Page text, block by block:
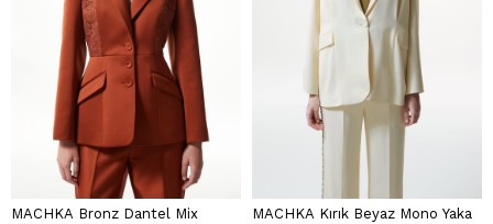
MACHKA Bronz Dantel Mix
MACHKA Kırık Beyaz Mono Yaka